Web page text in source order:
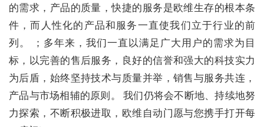
的需求，产品的质量，快捷的服务是欧维生存的根本条
件，而人性化的产品和服务一直使我们立于行业的前
列。 ；多年来，我们一直以满足广大用户的需求为目
标，以完善的售后服务，良好的信誉和强大的科技实力
为后盾，始终坚持技术与质量并举，销售与服务共连，
产品与市场相辅的原则。 我们仍将会不断地、持续地努
力探索，不断积极进取，欧维自动门愿与您携手打开每